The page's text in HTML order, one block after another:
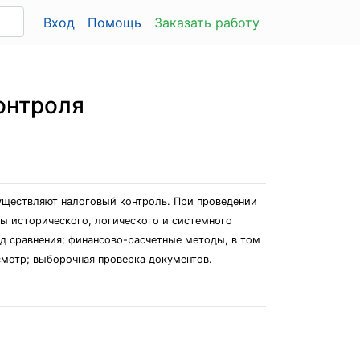
Вход Помощь Заказать работу
налоговый контроль. При проведении
логического и системного
сравнения; финансово-расчетные методы, в том
выборочная проверка документов.